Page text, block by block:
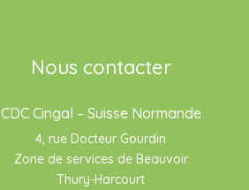
Nous contacter
CDC Cingal – Suisse Normande
4, rue Docteur Gourdin
Zone de services de Beauvoir
Thury-Harcourt